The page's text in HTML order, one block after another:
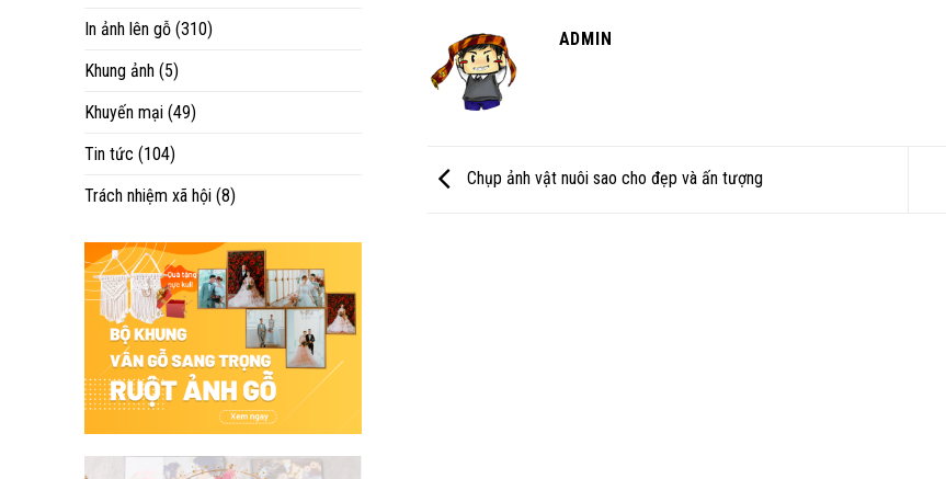
In ảnh lên gỗ (310)
Khung ảnh (5)
Khuyến mại (49)
Tin tức (104)
Trách nhiệm xã hội (8)
ADMIN
Chụp ảnh vật nuôi sao cho đẹp và ấn tượng